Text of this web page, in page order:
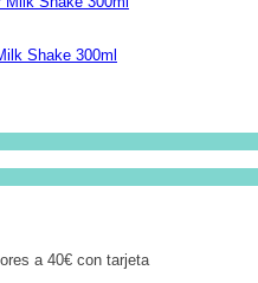
Shake 300ml
a 40€ con tarjeta